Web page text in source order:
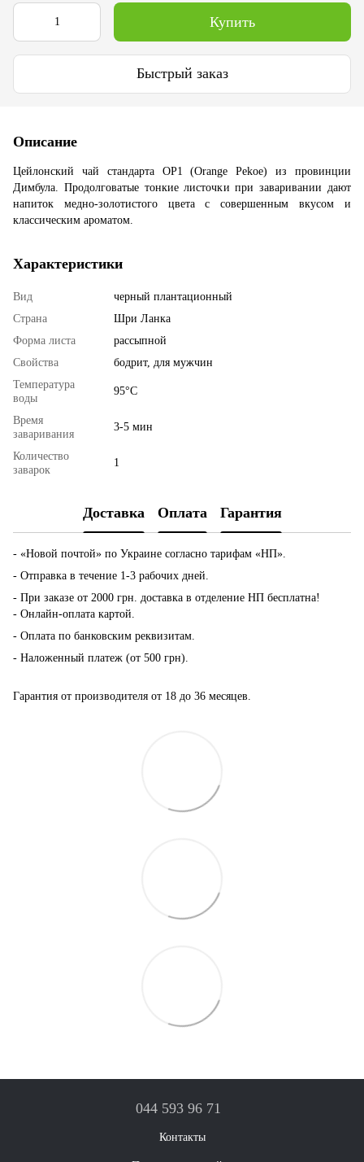
Купить
Быстрый заказ
Описание
Цейлонский чай стандарта OP1 (Orange Pekoe) из провинции
Димбула. Продолговатые тонкие листочки при заваривании дают
напиток медно-золотистого цвета с совершенным вкусом и
классическим ароматом.
Характеристики
Вид
черный плантационный
Страна
Шри Ланка
Форма листа
рассыпной
Свойства
бодрит, для мужчин
Температура
воды
95°С
Время
заваривания
3-5 мин
Количество
заварок
1
Доставка Оплата Гарантия
- «Новой почтой» по Украине согласно тарифам «НП».
- Отправка в течение 1-3 рабочих дней.
- При заказе от 2000 грн. доставка в отделение НП бесплатна!
- Онлайн-оплата картой.
- Оплата по банковским реквизитам.
- Наложенный платеж (от 500 грн).
Гарантия от производителя от 18 до 36 месяцев.
044 593 96 71
Контакты